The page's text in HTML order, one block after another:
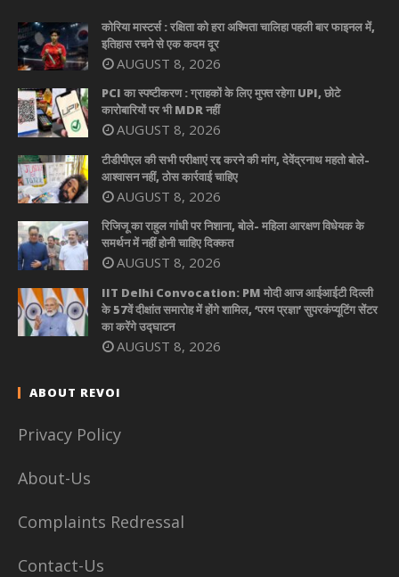
कोरिया मास्टर्स : रक्षिता को हरा अश्मिता चालिहा पहली बार फाइनल में,
इतिहास रचने से एक कदम दूर
AUGUST 8, 2026
PCI का स्पष्टीकरण : ग्राहकों के लिए मुफ्त रहेगा UPI, छोटे
कारोबारियों पर भी MDR नहीं
AUGUST 8, 2026
टीडीपीएल की सभी परीक्षाएं रद्द करने की मांग, देवेंद्रनाथ महतो बोले-
आश्वासन नहीं, ठोस कार्रवाई चाहिए
AUGUST 8, 2026
रिजिजू का राहुल गांधी पर निशाना, बोले- महिला आरक्षण विधेयक के
समर्थन में नहीं होनी चाहिए दिक्कत
AUGUST 8, 2026
IIT Delhi Convocation: PM मोदी आज आईआईटी दिल्ली
के 57वें दीक्षांत समारोह में होंगे शामिल, ‘परम प्रज्ञा’ सुपरकंप्यूटिंग सेंटर
का करेंगे उद्घाटन
AUGUST 8, 2026
ABOUT REVOI
Privacy Policy
About-Us
Complaints Redressal
Contact-Us